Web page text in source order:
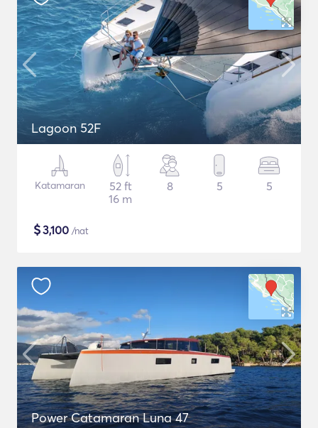
Lagoon 52F
Katamaran
52 ft
16 m
8 5 5
$3,100 /nat
Power Catamaran Luna 47